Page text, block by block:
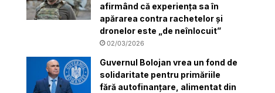
afirmând că experiența sa în
apărarea contra rachetelor și
dronelor este „de neînlocuit”
02/03/2026
Guvernul Bolojan vrea un fond de
solidaritate pentru primăriile
fără autofinanțare, alimentat din